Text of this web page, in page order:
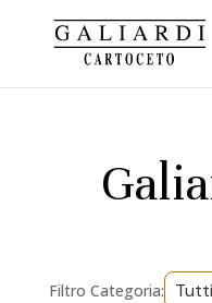
Filtro Categoria: